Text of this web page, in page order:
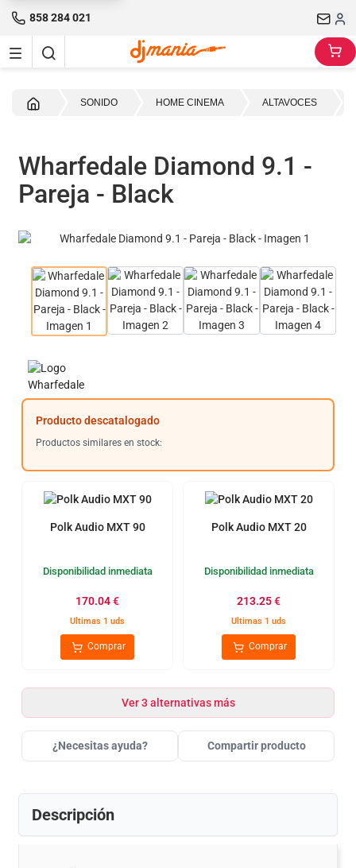
858 284 021
SONIDO HOME CINEMA ALTAVOCES
Wharfedale Diamond 9.1 -
Pareja - Black
Producto descatalogado
Productos similares en stock:
Polk Audio MXT 90
Disponibilidad inmediata
170.04€
Ultimas 1 uds
Comprar
Polk Audio MXT 20
Disponibilidad inmediata
213.25€
Ultimas 1 uds
Comprar
Ver 3 alternativas más
¿Necesitas ayuda? Compartir producto
Descripción